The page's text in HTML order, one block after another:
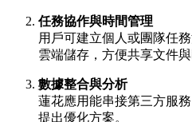
任務協作與時間管理
用戶可建立個人或團隊任
雲端儲存，方便共享文件與
數據整合與分析
蓮花應用能串接第三方服
提出優化方案。